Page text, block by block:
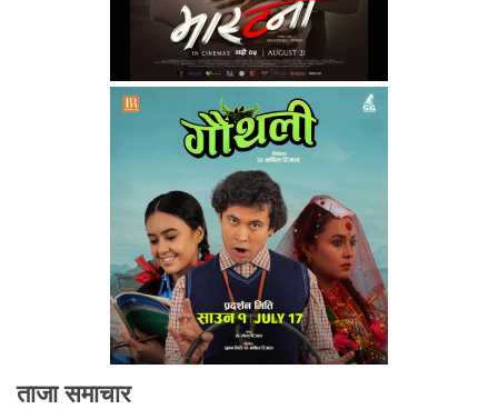
ताजा समाचार